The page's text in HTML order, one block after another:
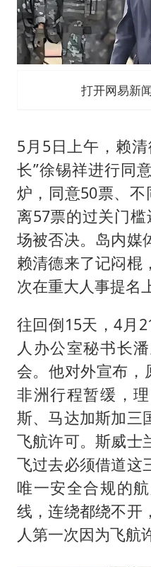
打开网易新
5月5日上午，赖
长”徐锡祥进行同
炉，同意50票、不
离57票的过关门
场被否决。岛内媒
赖清德来了记闷棍
次在重大人事提名
往回倒15天，4月
人办公室秘书长
会。他对外宣布，
非洲行程暂缓，
斯、马达加斯加三
飞航许可。斯威士
飞过去必须借道这
唯一安全合规的
线，连绕都绕不开
人第一次因为飞航